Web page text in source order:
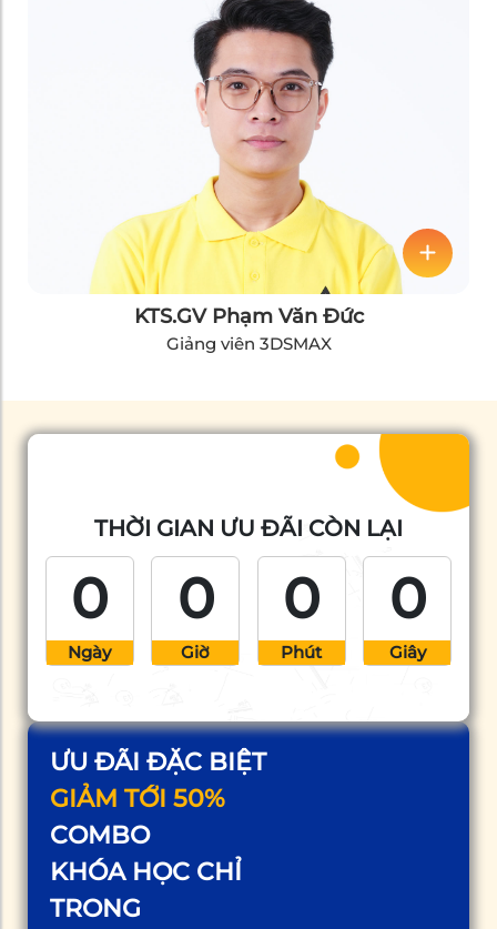
KTS.GV Phạm Văn Đức
Giảng viên 3DSMAX
ƯU ĐÃI ĐẶC BIỆT
GIẢM TỚI 50%
COMBO
KHÓA HỌC CHỈ
TRONG
THỜI GIAN ƯU ĐÃI CÒN LẠI
0
Ngày
0
Giờ
0
Phút
0
Giây